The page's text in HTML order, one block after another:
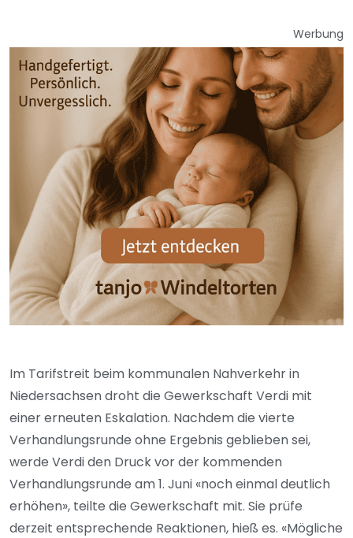
Werbung
Im Tarifstreit beim kommunalen Nahverkehr in
Niedersachsen droht die Gewerkschaft Verdi mit
einer erneuten Eskalation. Nachdem die vierte
Verhandlungsrunde ohne Ergebnis geblieben sei,
werde Verdi den Druck vor der kommenden
Verhandlungsrunde am 1. Juni «noch einmal deutlich
erhöhen», teilte die Gewerkschaft mit. Sie prüfe
derzeit entsprechende Reaktionen, hieß es. «Mögliche